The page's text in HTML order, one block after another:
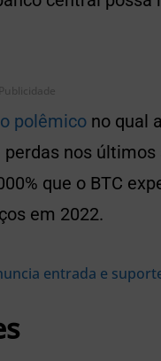
Publicidade
polêmico no qual
nos
que o BTC
em 2022.
entrada e